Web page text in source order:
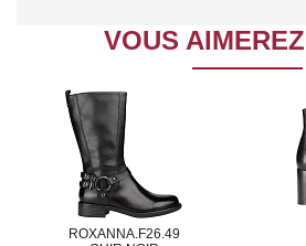
VOUS
ROXANNA.F26.49